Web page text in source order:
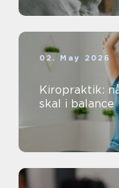
02. May 2026
Kiropraktik:
skal i balance